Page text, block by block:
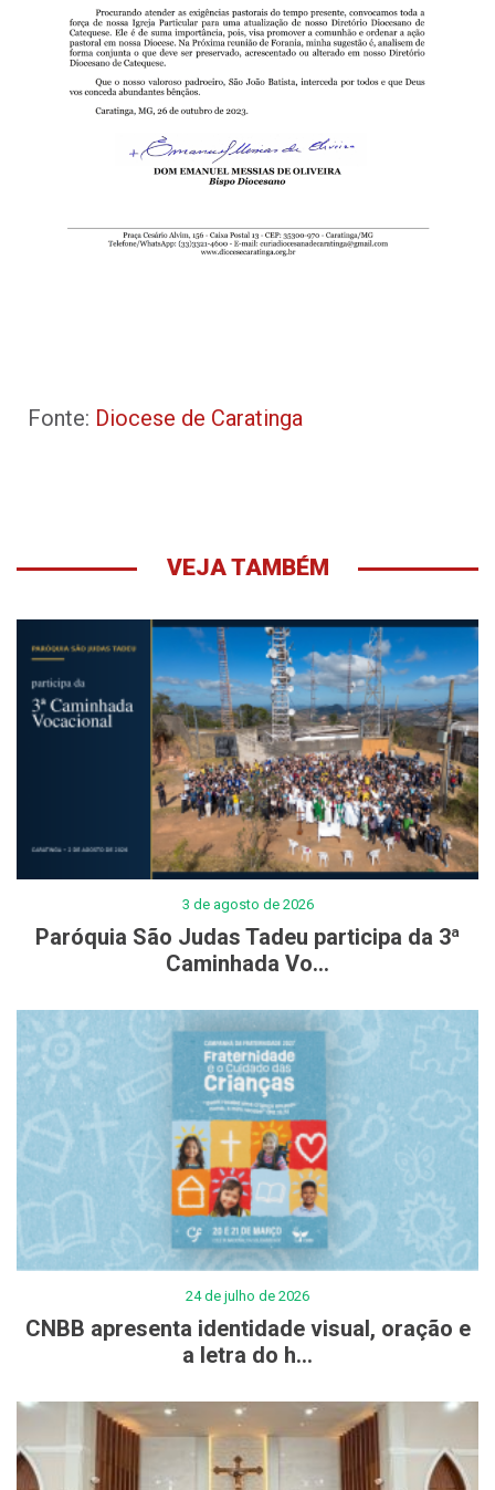
Fonte: Diocese de Caratinga
VEJA TAMBÉM
3 de agosto de 2026
Paróquia São Judas Tadeu participa da 3ª
Caminhada Vo...
24 de julho de 2026
CNBB apresenta identidade visual, oração e
a letra do h...